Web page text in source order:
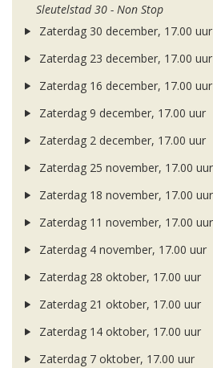
Sleutelstad 30 - Non Stop
Zaterdag 30 december, 17.00 uur
Zaterdag 23 december, 17.00 uur
Zaterdag 16 december, 17.00 uur
Zaterdag 9 december, 17.00 uur
Zaterdag 2 december, 17.00 uur
Zaterdag 25 november, 17.00 uur
Zaterdag 18 november, 17.00 uur
Zaterdag 11 november, 17.00 uur
Zaterdag 4 november, 17.00 uur
Zaterdag 28 oktober, 17.00 uur
Zaterdag 21 oktober, 17.00 uur
Zaterdag 14 oktober, 17.00 uur
Zaterdag 7 oktober, 17.00 uur